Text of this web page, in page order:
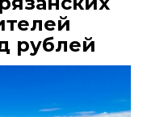
рублей